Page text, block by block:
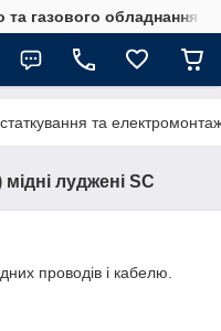
та газового обладнання,
та
луджені SC
проводів і кабелю.